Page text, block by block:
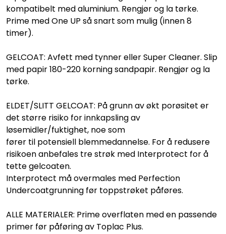
kompatibelt med aluminium. Rengjør og la tørke.
Prime med One UP så snart som mulig (innen 8
timer).
GELCOAT: Avfett med tynner eller Super Cleaner. Slip
med papir 180-220 korning sandpapir. Rengjør og la
tørke.
ELDET/SLITT GELCOAT: På grunn av økt porøsitet er
det større risiko for innkapsling av
løsemidler/fuktighet, noe som
fører til potensiell blemmedannelse. For å redusere
risikoen anbefales tre strøk med Interprotect for å
tette gelcoaten.
Interprotect må overmales med Perfection
Undercoatgrunning før toppstrøket påføres.
ALLE MATERIALER: Prime overflaten med en passende
primer før påføring av Toplac Plus.